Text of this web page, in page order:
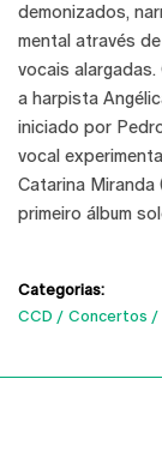
demonizados,
mental através
vocais
a harpista
iniciado por
vocal
Catarina Miranda
primeiro álbum
Categorias:
CCD
Concertos